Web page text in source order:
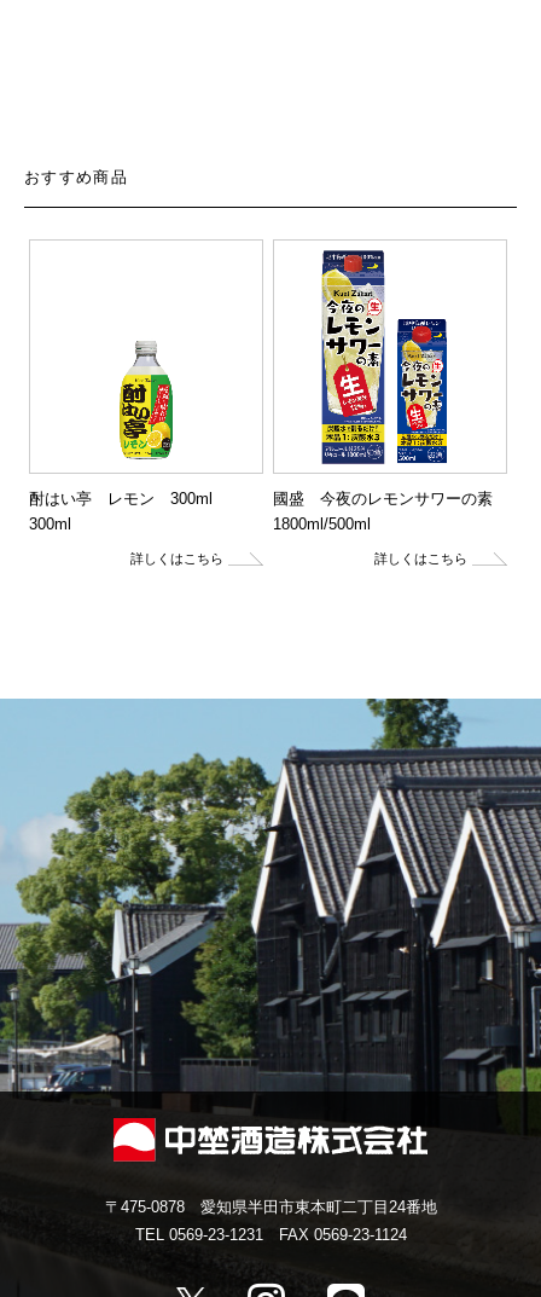
おすすめ商品
酎はい亭 レモン 300ml
300ml
國盛 今夜のレモンサワーの素
1800ml/500ml
〒475-0878 愛知県半田市東本町二丁目24番地
TEL 0569-23-1231 FAX 0569-23-1124